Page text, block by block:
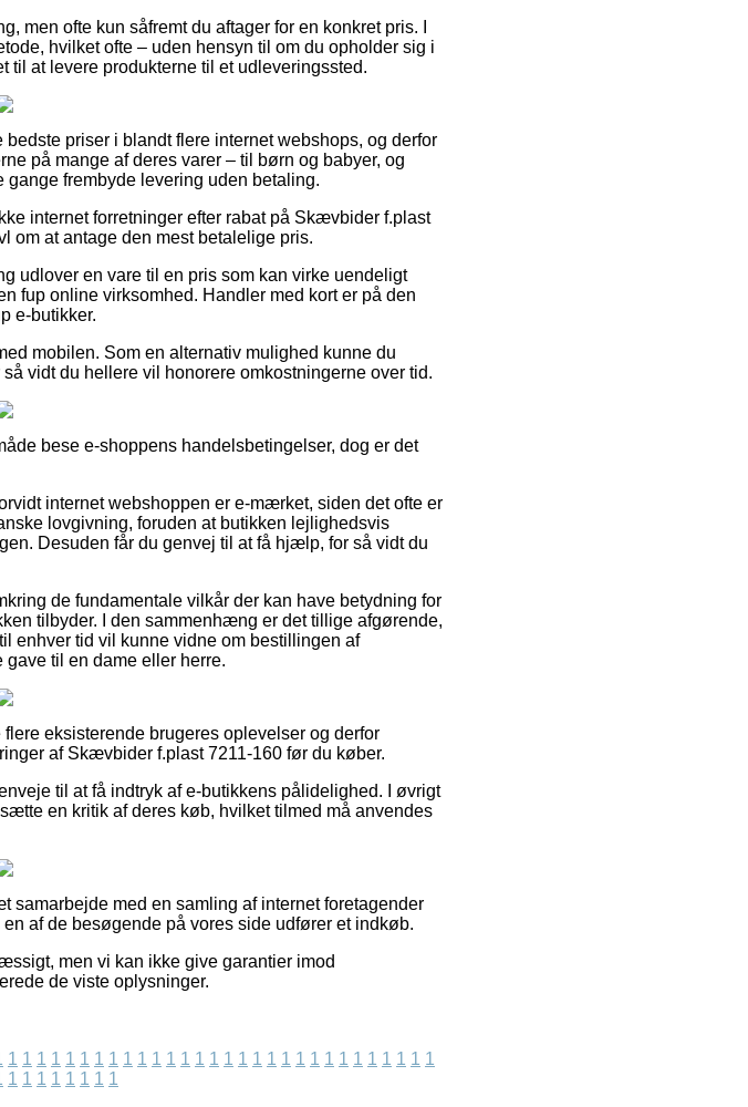
men ofte kun såfremt du aftager for en konkret pris. I
hvilket ofte – uden hensyn til om du opholder sig i
at levere produkterne til et udleveringssted.
priser i blandt flere internet webshops, og derfor
på mange af deres varer – til børn og babyer, og
frembyde levering uden betaling.
internet forretninger efter rabat på Skævbider f.plast
om at antage den mest betalelige pris.
udlover en vare til en pris som kan virke uendeligt
fup online virksomhed. Handler med kort er på den
e-butikker.
mobilen. Som en alternativ mulighed kunne du
vidt du hellere vil honorere omkostningerne over tid.
bese e-shoppens handelsbetingelser, dog er det
internet webshoppen er e-mærket, siden det ofte er
lovgivning, foruden at butikken lejlighedsvis
Desuden får du genvej til at få hjælp, for så vidt du
de fundamentale vilkår der kan have betydning for
tilbyder. I den sammenhæng er det tillige afgørende,
enhver tid vil kunne vidne om bestillingen af
til en dame eller herre.
eksisterende brugeres oplevelser og derfor
af Skævbider f.plast 7211-160 før du køber.
til at få indtryk af e-butikkens pålidelighed. I øvrigt
en kritik af deres køb, hvilket tilmed må anvendes
med en samling af internet foretagender
af de besøgende på vores side udfører et indkøb.
men vi kan ikke give garantier imod
de viste oplysninger.
1 1 1 1 1 1 1 1 1 1 1 1 1 1 1 1 1 1 1 1 1 1 1 1 1 1 1 1 1 1
1 1 1 1 1 1 1 1